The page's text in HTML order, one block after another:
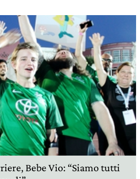
Bebe Vio: “Siamo tutti